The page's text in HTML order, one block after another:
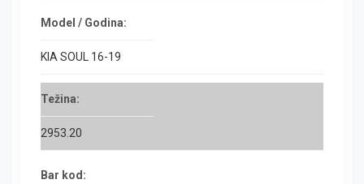
Model / Godina:
KIA SOUL 16-19
Težina:
2953.20
Bar kod: